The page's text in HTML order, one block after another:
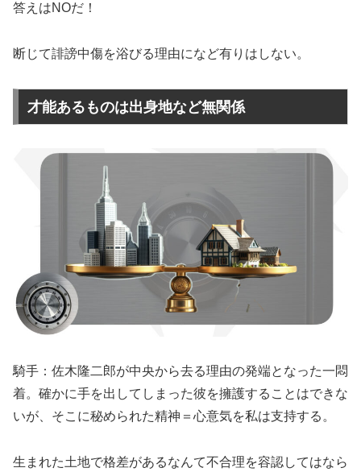
答えはNOだ！
断じて誹謗中傷を浴びる理由になど有りはしない。
才能あるものは出身地など無関係
騎手：佐木隆二郎が中央から去る理由の発端となった一悶
着。確かに手を出してしまった彼を擁護することはできな
いが、そこに秘められた精神＝心意気を私は支持する。
生まれた土地で格差があるなんて不合理を容認してはなら